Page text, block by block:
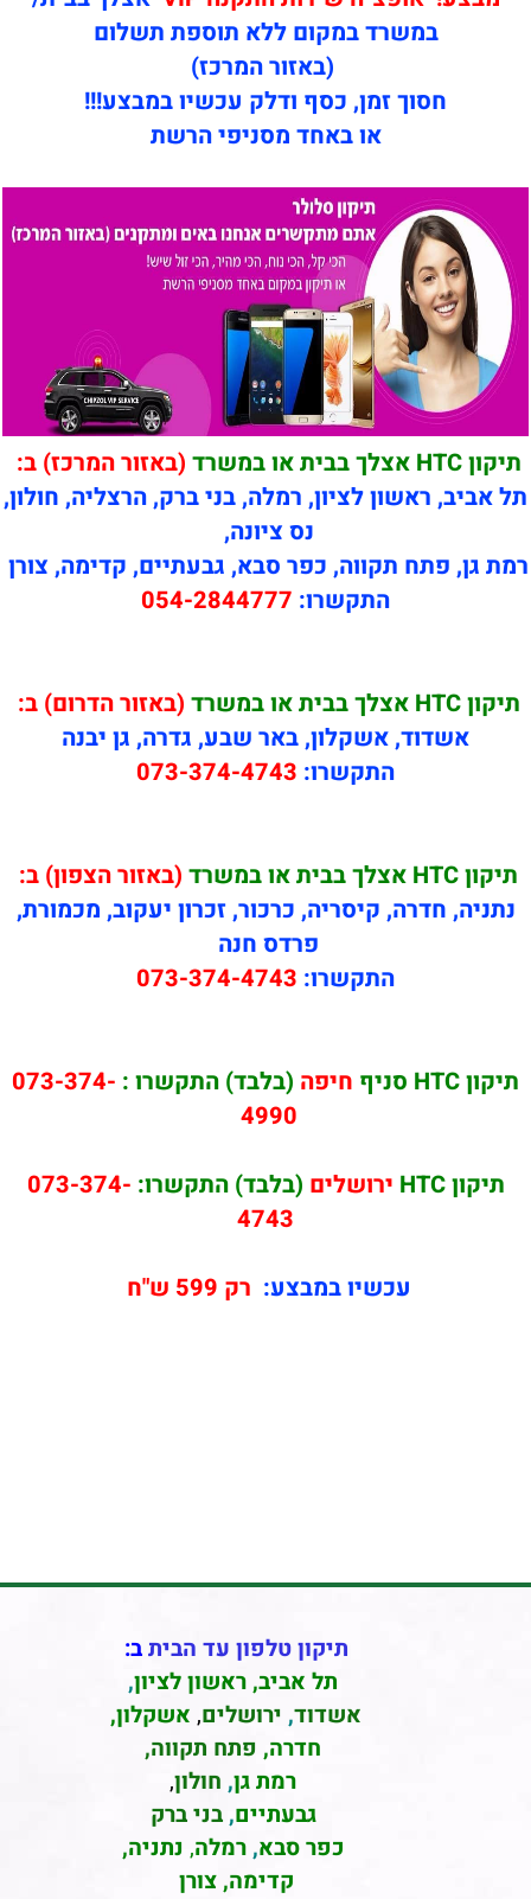
במשרד במקום ללא תוספת תשלום
(באזור המרכז)
חסוך זמן, כסף ודלק עכשיו במבצע!!!
או באחד מסניפי הרשת
תיקון HTC אצלך בבית או במשרד
(באזור המרכז) ב:
תל אביב, ראשון לציון, רמלה, בני ברק, הרצליה, חולון,
נס ציונה,
רמת גן, פתח תקווה, כפר סבא, גבעתיים, קדימה, צורן
התקשרו: 054-2844777
תיקון HTC אצלך בבית או במשרד
(באזור הדרום) ב:
אשדוד, אשקלון, באר שבע, גדרה, גן יבנה
התקשרו: 073-374-4743
תיקון HTC אצלך בבית או במשרד
(באזור הצפון) ב:
נתניה, חדרה, קיסריה, כרכור, זכרון יעקוב, מכמורת,
פרדס חנה
התקשרו: 073-374-4743
תיקון HTC סניף חיפה (בלבד) התקשרו : 073-374-
4990
תיקון HTC
ירושלים (בלבד) התקשרו: 073-374-
4743
עכשיו במבצע: רק 599 ש"ח
תיקון טלפון עד הביתב:
תל אביב, ראשון לציון,
אשדוד, ירושלים, אשקלון,
חדרה, פתח תקווה,
רמת גן, חולון,
גבעתיים,בני ברק
כפר סבא,רמלה, נתניה,
קדימה, צורן